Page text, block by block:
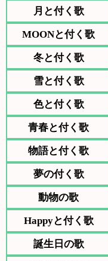
月と付く歌
MOONと付く歌
冬と付く歌
雪と付く歌
色と付く歌
青春と付く歌
物語と付く歌
夢の付く歌
動物の歌
Happyと付く歌
誕生日の歌